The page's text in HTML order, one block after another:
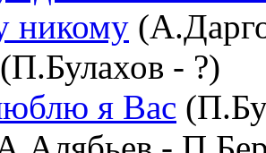
никому
(П.Булахов - ?)
я Вас